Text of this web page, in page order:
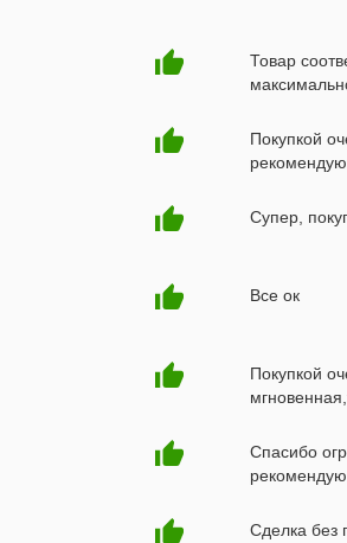
Товар
Покупкой
Супер,
Все ок
Покупкой
Спасибо
рекомендую
Сделка без